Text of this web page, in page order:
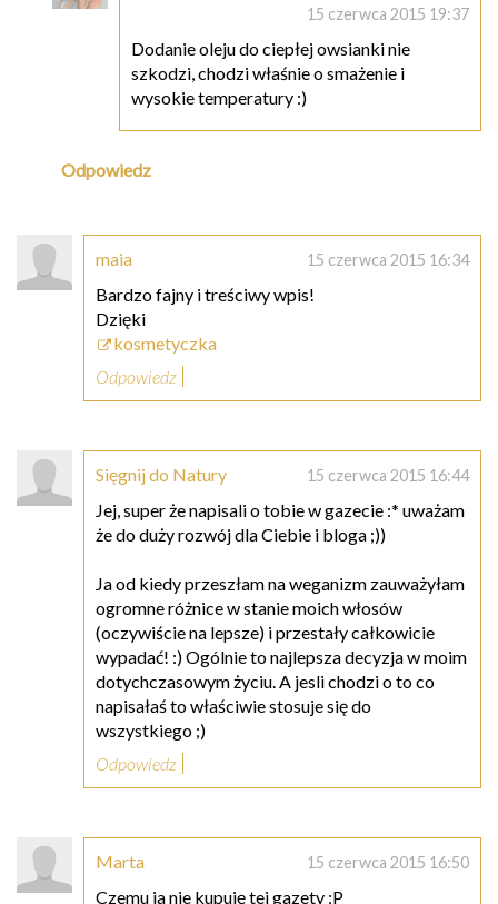
15 czerwca 2015 19:37
Dodanie oleju do ciepłej owsianki nie
szkodzi, chodzi właśnie o smażenie i
wysokie temperatury :)
Odpowiedz
maia 15 czerwca 2015 16:34
Bardzo fajny i treściwy wpis!
Dzięki
kosmetyczka
Odpowiedz
Sięgnij do Natury 15 czerwca 2015 16:44
Jej, super że napisali o tobie w gazecie :* uważam
że do duży rozwój dla Ciebie i bloga ;))
Ja od kiedy przeszłam na weganizm zauważyłam
ogromne różnice w stanie moich włosów
(oczywiście na lepsze) i przestały całkowicie
wypadać! :) Ogólnie to najlepsza decyzja w moim
dotychczasowym życiu. A jesli chodzi o to co
napisałaś to właściwie stosuje się do
wszystkiego ;)
Odpowiedz
Marta 15 czerwca 2015 16:50
Czemu ja nie kupuję tej gazety :P